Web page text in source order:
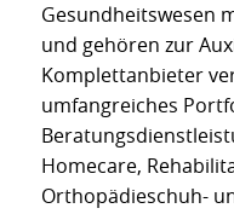
Gesundheitswesen
und gehören zur
Komplettanbieter
umfangreiches
Homecare,
Orthopädieschuh-